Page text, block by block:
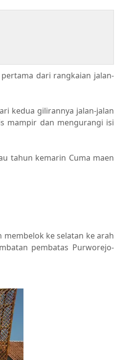
dari rangkaian jalan-
kedua gilirannya jalan-jalan
mampir dan mengurangi isi
tahun kemarin Cuma maen
membelok ke selatan ke arah
pembatas Purworejo-